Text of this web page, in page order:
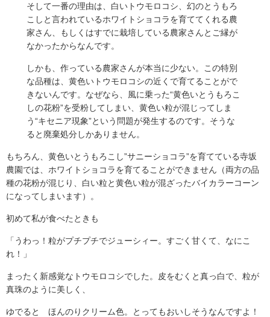
初めて白いとうもろこしを食べたのは函館の朝市でした。
とても美味しくて生産地は富良野との事でしたが、生産農
家は分からず、富良野に行った際に探そうと思っていた所
を注文しまし […]
そして一番の理由は、白いトウモロコシ、幻のとうもろ
こしと言われているホワイトショコラを育ててくれる農
家さん、もしくはすでに栽培している農家さんとご縁が
なかったからなんです。
しかも、作っている農家さんが本当に少ない。この特別
な品種は、黄色いトウモロコシの近くで育てることがで
きないんです。なぜなら、風に乗った“黄色いとうもろこ
しの花粉”を受粉してしまい、黄色い粒が混じってしま
う“キセニア現象”という問題が発生するのです。そうな
ると廃棄処分しかありません。
もちろん、黄色いとうもろこし”サニーショコラ”を育てている寺坂
農園では、ホワイトショコラを育てることができません（両方の品
種の花粉が混じり、白い粒と黄色い粒が混ざったバイカラーコーン
になってしまいます）。
初めて私が食べたときも
「うわっ！粒がプチプチでジューシィー。すごく甘くて、なにこ
れ！」
まったく新感覚なトウモロコシでした。皮をむくと真っ白で、粒が
真珠のように美しく、
ゆでると ほんのりクリーム色。とってもおいしそうなんですよ！